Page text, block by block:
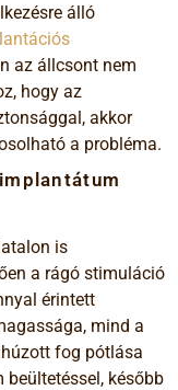
álló
az állcsont nem
hogy az
akkor
a probléma.
is
a rágó stimuláció
érintett
mind a
fog pótlása
később